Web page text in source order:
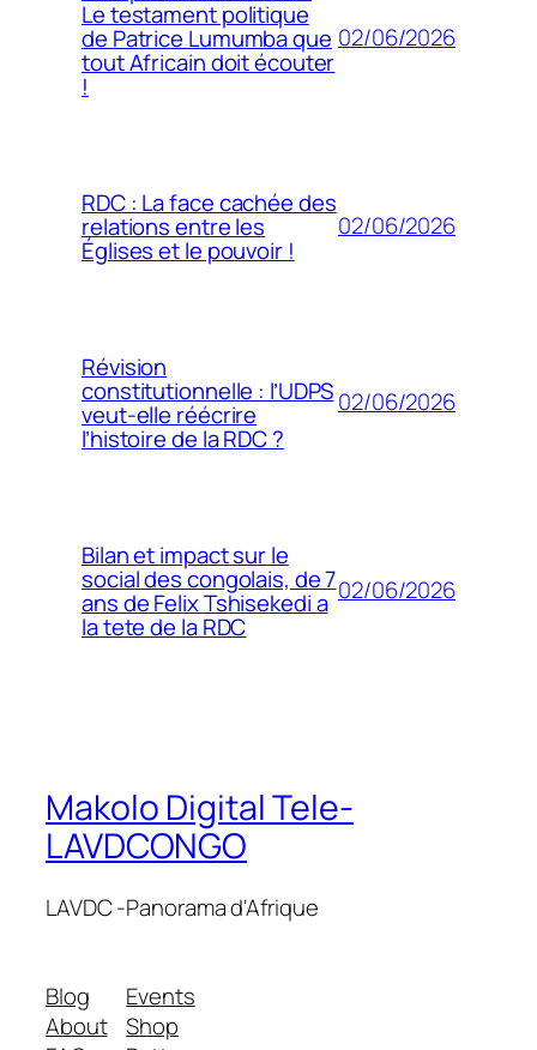
Le testament politique
de Patrice Lumumba que
tout Africain doit écouter
!
02/06/2026
RDC : La face cachée des
relations entre les
Églises et le pouvoir !
02/06/2026
Révision
constitutionnelle : l’UDPS
veut-elle réécrire
l’histoire de la RDC ?
02/06/2026
Bilan et impact sur le
social des congolais, de 7
ans de Felix Tshisekedi a
la tete de la RDC
02/06/2026
Makolo Digital Tele-
LAVDCONGO
LAVDC -Panorama d'Afrique
Blog
About
Events
Shop